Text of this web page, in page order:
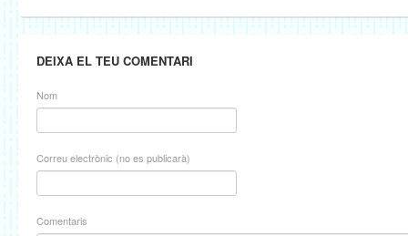
DEIXA EL TEU COMENTARI
Nom
Correu electrònic (no es publicarà)
Comentaris